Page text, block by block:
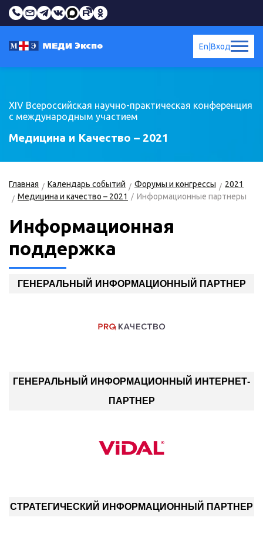
Вход
En
XIV Всероссийская научно-практическая конференция
с международным участием
Медицина и Качество – 2021
Главная Календарь событий Форумы и конгрессы
2021
Медицина и качество – 2021
Информационные партнеры
Информационная
поддержка
ГЕНЕРАЛЬНЫЙ ИНФОРМАЦИОННЫЙ ПАРТНЕР
ГЕНЕРАЛЬНЫЙ ИНФОРМАЦИОННЫЙ ИНТЕРНЕТ-
ПАРТНЕР
СТРАТЕГИЧЕСКИЙ ИНФОРМАЦИОННЫЙ ПАРТНЕР